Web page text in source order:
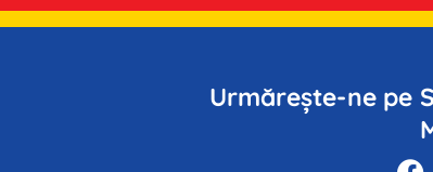
Urmărește-ne pe